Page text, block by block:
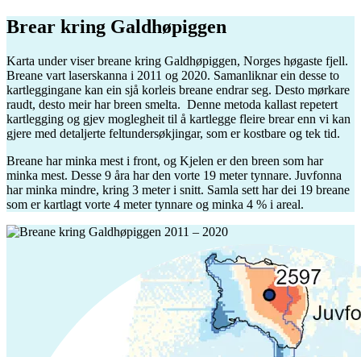
Brear kring Galdhøpiggen
Karta under viser breane kring Galdhøpiggen, Norges høgaste fjell.
Breane vart laserskanna i 2011 og 2020. Samanliknar ein desse to
kartleggingane kan ein sjå korleis breane endrar seg. Desto mørkare
raudt, desto meir har breen smelta. Denne metoda kallast repetert
kartlegging og gjev moglegheit til å kartlegge fleire brear enn vi kan
gjere med detaljerte feltundersøkjingar, som er kostbare og tek tid.
Breane har minka mest i front, og Kjelen er den breen som har
minka mest. Desse 9 åra har den vorte 19 meter tynnare. Juvfonna
har minka mindre, kring 3 meter i snitt. Samla sett har dei 19 breane
som er kartlagt vorte 4 meter tynnare og minka 4 % i areal.